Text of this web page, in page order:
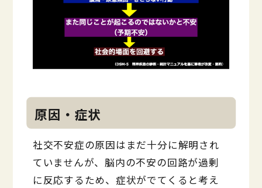
原因・症状
社交不安症の原因はまだ十分に解明され
ていませんが、脳内の不安の回路が過剰
に反応するため、症状がでてくると考え